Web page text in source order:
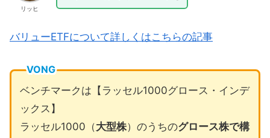
リッヒ
バリューETFについて詳しくはこちらの記事
VONG
ベンチマークは【ラッセル1000グロース・インデ
ックス】
ラッセル1000（大型株）のうちのグロース株で構